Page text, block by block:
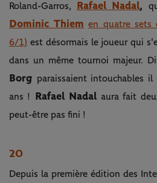
Roland-Garros,
Rafael Nadal,
Dominic Thiem en quatre
6/1) est désormais le joueur qui
dans un même tournoi majeur.
Borg paraissaient intouchables
ans !
Rafael Nadal aura fait
peut-être pas fini !
20
Depuis la première édition des